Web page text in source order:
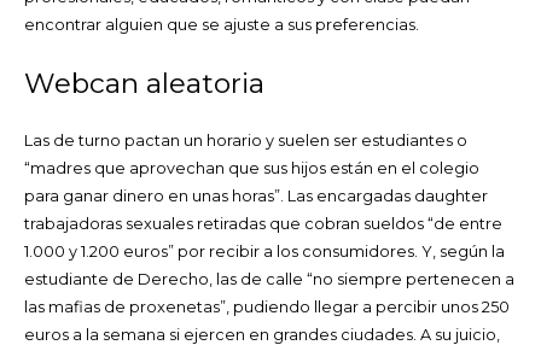
encontrar alguien que se ajuste a sus preferencias.
Webcan aleatoria
Las de turno pactan un horario y suelen ser estudiantes o
“madres que aprovechan que sus hijos están en el colegio
para ganar dinero en unas horas”. Las encargadas daughter
trabajadoras sexuales retiradas que cobran sueldos “de entre
1.000 y 1.200 euros” por recibir a los consumidores. Y, según la
estudiante de Derecho, las de calle “no siempre pertenecen a
las mafias de proxenetas”, pudiendo llegar a percibir unos 250
euros a la semana si ejercen en grandes ciudades. A su juicio,